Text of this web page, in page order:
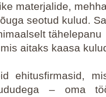
materjalide,
seotud kulud.
tähelepanu
aitaks kaasa
ehitusfirmasid,
– oma